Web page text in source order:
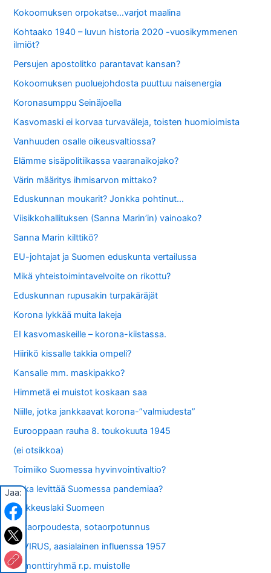
Kokoomuksen orpokatse…varjot maalina
Kohtaako 1940 – luvun historia 2020 -vuosikymmenen
ilmiöt?
Persujen apostolitko parantavat kansan?
Kokoomuksen puoluejohdosta puuttuu naisenergia
Koronasumppu Seinäjoella
Kasvomaski ei korvaa turvaväleja, toisten huomioimista
Vanhuuden osalle oikeusvaltiossa?
Elämme sisäpolitiikassa vaaranaikojako?
Värin määritys ihmisarvon mittako?
Eduskunnan moukarit? Jonkka pohtinut…
Viisikkohallituksen (Sanna Marin’in) vainoako?
Sanna Marin kilttikö?
EU-johtajat ja Suomen eduskunta vertailussa
Mikä yhteistoimintavelvoite on rikottu?
Eduskunnan rupusakin turpakäräjät
Korona lykkää muita lakeja
EI kasvomaskeille – korona-kiistassa.
Hiirikö kissalle takkia ompeli?
Kansalle mm. maskipakko?
Himmetä ei muistot koskaan saa
Niille, jotka jankkaavat korona-”valmiudesta”
Eurooppaan rauha 8. toukokuuta 1945
(ei otsikkoa)
Toimiiko Suomessa hyvinvointivaltio?
Kuka levittää Suomessa pandemiaa?
Poikkeuslaki Suomeen
Sotaorpoudesta, sotaorpotunnus
A-VIRUS, aasialainen influenssa 1957
Remonttiryhmä r.p. muistolle
Jaa: